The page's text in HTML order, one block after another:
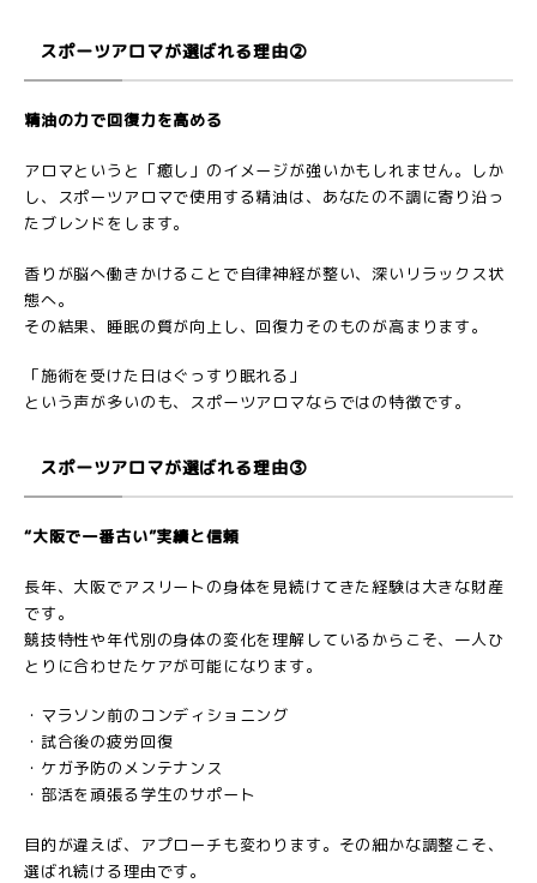
スポーツアロマが選ばれる理由②
精油の力で回復力を高める
アロマというと「癒し」のイメージが強いかもしれません。しか
し、スポーツアロマで使用する精油は、あなたの不調に寄り沿っ
たブレンドをします。
香りが脳へ働きかけることで自律神経が整い、深いリラックス状
態へ。
その結果、睡眠の質が向上し、回復力そのものが高まります。
「施術を受けた日はぐっすり眠れる」
という声が多いのも、スポーツアロマならではの特徴です。
スポーツアロマが選ばれる理由③
“大阪で一番古い”実績と信頼
長年、大阪でアスリートの身体を見続けてきた経験は大きな財産
です。
競技特性や年代別の身体の変化を理解しているからこそ、一人ひ
とりに合わせたケアが可能になります。
・マラソン前のコンディショニング
・試合後の疲労回復
・ケガ予防のメンテナンス
・部活を頑張る学生のサポート
目的が違えば、アプローチも変わります。その細かな調整こそ、
選ばれ続ける理由です。